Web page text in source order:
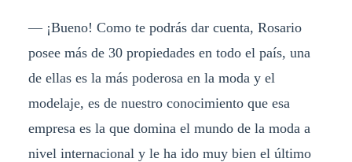
— ¡Bueno! Como te podrás dar cuenta, Rosario
posee más de 30 propiedades en todo el país, una
de ellas es la más poderosa en la moda y el
modelaje, es de nuestro conocimiento que esa
empresa es la que domina el mundo de la moda a
nivel internacional y le ha ido muy bien el último